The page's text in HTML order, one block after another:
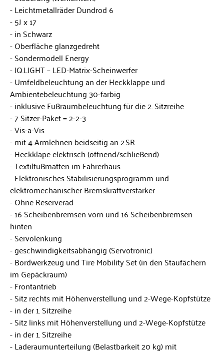
Leichtmetallräder Dundrod 6
5J x 17
in Schwarz
Oberfläche glanzgedreht
Sondermodell Energy
IQ.LIGHT – LED-Matrix-Scheinwerfer
Umfeldbeleuchtung an der Heckklappe und
Ambientebeleuchtung 30-farbig
inklusive Fußraumbeleuchtung für die 2. Sitzreihe
7 Sitzer-Paket = 2-2-3
Vis-a-Vis
mit 4 Armlehnen beidseitig an 2.SR
Heckklape elektrisch (öffnend/schließend)
Textilfußmatten im Fahrerhaus
Elektronisches Stabilisierungsprogramm und
elektromechanischer Bremskraftverstärker
Ohne Reserverad
16 Scheibenbremsen vorn und 16 Scheibenbremsen
hinten
Servolenkung
geschwindigkeitsabhängig (Servotronic)
Bordwerkzeug und Tire Mobility Set (in den Staufächern
im Gepäckraum)
Frontantrieb
Sitz rechts mit Höhenverstellung und 2-Wege-Kopfstütze
in der 1. Sitzreihe
Sitz links mit Höhenverstellung und 2-Wege-Kopfstütze
in der 1. Sitzreihe
Laderaumunterteilung (Belastbarkeit 20 kg) mit